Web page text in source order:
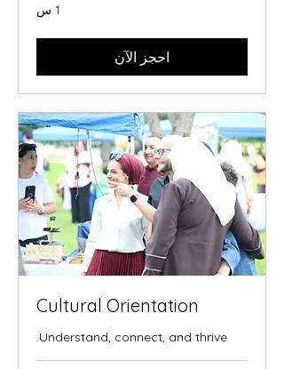
1 س
احجز الآن
Cultural Orientation
Understand, connect, and thrive.